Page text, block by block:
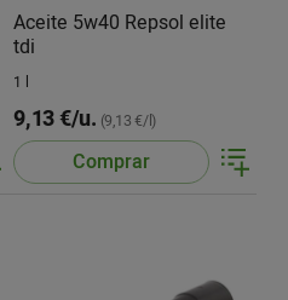
Aceite 5w40 Repsol elite
tdi
1 l
9,13 €/u. (9,13 €/l)
Comprar